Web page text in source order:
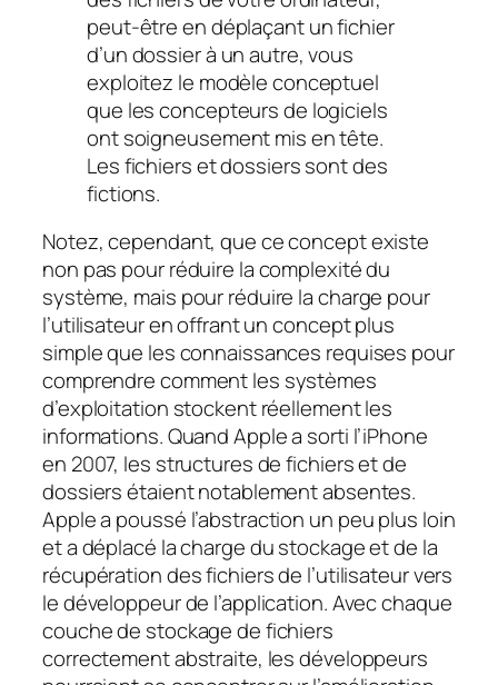
peut-être en déplaçant un fichier
d’un dossier à un autre, vous
exploitez le modèle conceptuel
que les concepteurs de logiciels
ont soigneusement mis en tête.
Les fichiers et dossiers sont des
fictions.
Notez, cependant, que ce concept existe
non pas pour réduire la complexité du
système, mais pour réduire la charge pour
l’utilisateur en offrant un concept plus
simple que les connaissances requises pour
comprendre comment les systèmes
d’exploitation stockent réellement les
informations. Quand Apple a sorti l’iPhone
en 2007, les structures de fichiers et de
dossiers étaient notablement absentes.
Apple a poussé l’abstraction un peu plus loin
et a déplacé la charge du stockage et de la
récupération des fichiers de l’utilisateur vers
le développeur de l’application. Avec chaque
couche de stockage de fichiers
correctement abstraite, les développeurs